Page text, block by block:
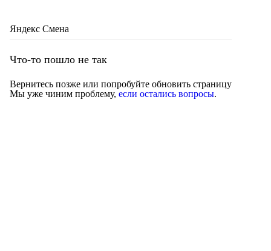
Яндекс Смена
Что-то пошло не так
Вернитесь позже или попробуйте обновить страницу
Мы уже чиним проблему, если остались вопросы.